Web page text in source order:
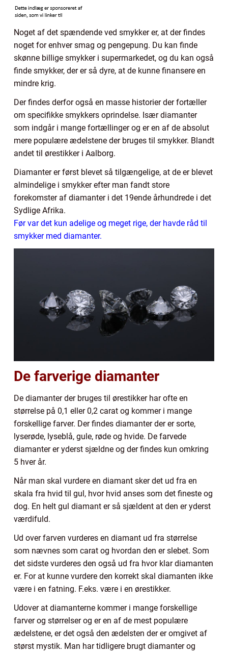
Noget af det spændende ved smykker er, at der findes
noget for enhver smag og pengepung. Du kan finde
skønne billige smykker i supermarkedet, og du kan også
finde smykker, der er så dyre, at de kunne finansere en
mindre krig.
Der findes derfor også en masse historier der fortæller
om specifikke smykkers oprindelse. Især diamanter
som indgår i mange fortællinger og er en af de absolut
mere populære ædelstene der bruges til smykker. Blandt
andet til ørestikker i Aalborg.
Diamanter er først blevet så tilgængelige, at de er blevet
almindelige i smykker efter man fandt store
forekomster af diamanter i det 19ende århundrede i det
Sydlige Afrika.
Før var det kun adelige og meget rige, der havde råd til
smykker med diamanter.
De farverige diamanter
De diamanter der bruges til ørestikker har ofte en
størrelse på 0,1 eller 0,2 carat og kommer i mange
forskellige farver. Der findes diamanter der er sorte,
lyserøde, lyseblå, gule, røde og hvide. De farvede
diamanter er yderst sjældne og der findes kun omkring
5 hver år.
Når man skal vurdere en diamant sker det ud fra en
skala fra hvid til gul, hvor hvid anses som det fineste og
dog. En helt gul diamant er så sjældent at den er yderst
værdifuld.
Ud over farven vurderes en diamant ud fra størrelse
som nævnes som carat og hvordan den er slebet. Som
det sidste vurderes den også ud fra hvor klar diamanten
er. For at kunne vurdere den korrekt skal diamanten ikke
være i en fatning. F.eks. være i en ørestikker.
Udover at diamanterne kommer i mange forskellige
farver og størrelser og er en af de mest populære
ædelstene, er det også den ædelsten der er omgivet af
størst mystik. Man har tidligere brugt diamanter og